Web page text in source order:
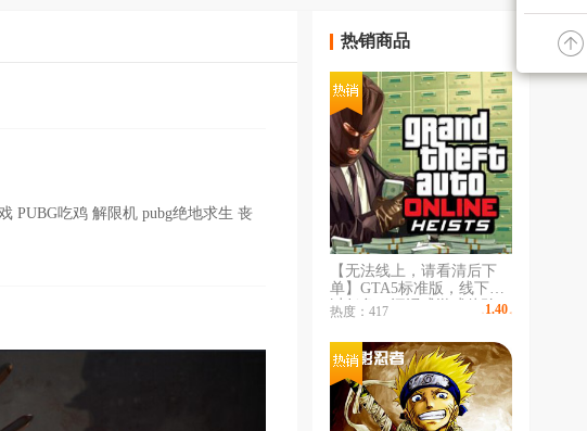
PUBG吃鸡 解限机 pubg绝地求生 丧
热销商品
【无法线上，请看清后下
单】GTA5标准版，线下重
过任务，沉浸式游戏体验，
给您带来不一样的体验，无
令牌秒登陆，专业出租不顶
号，长租更划算，收藏不迷
路
热度：417 1.40